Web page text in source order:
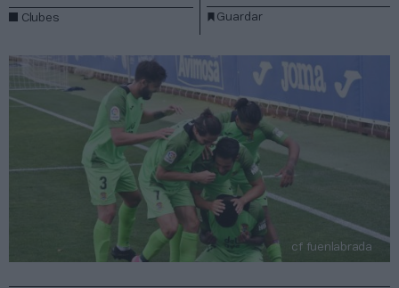
cf fuenlabrada
Clubes Guardar